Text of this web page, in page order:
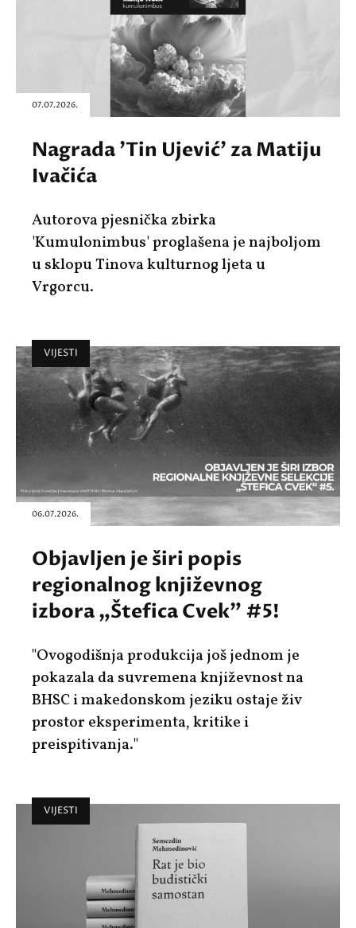
07.07.2026.
Nagrada 'Tin Ujević' za Matiju
Ivačića
Autorova pjesnička zbirka
'Kumulonimbus' proglašena je najboljom
u sklopu Tinova kulturnog ljeta u
Vrgorcu.
VIJESTI
06.07.2026.
Objavljen je širi popis
regionalnog književnog
izbora „Štefica Cvek” #5!
"Ovogodišnja produkcija još jednom je
pokazala da suvremena književnost na
BHSC i makedonskom jeziku ostaje živ
prostor eksperimenta, kritike i
preispitivanja."
VIJESTI